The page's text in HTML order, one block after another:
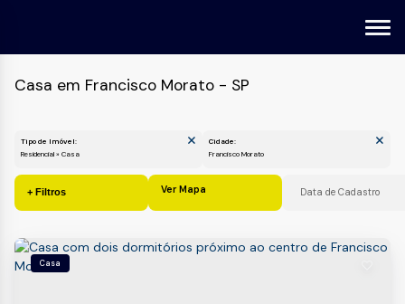
Casa em Francisco Morato - SP
Tipo de Imóvel:
Cidade:
Ver Mapa
Casa